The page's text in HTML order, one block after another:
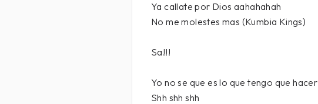
Ya callate por Dios aahahahah
No me molestes mas (Kumbia Kings)
Sa!!!
Yo no se que es lo que tengo que hacer
Shh shh shh